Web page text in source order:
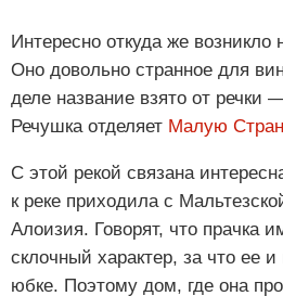
Интересно откуда же возникло
Оно довольно странное для
деле название взято от речки
Речушка отделяет Малую
С этой рекой связана
к реке приходила с
Алоизия. Говорят, что прачка
склочный характер, за что ее
юбке. Поэтому дом, где она